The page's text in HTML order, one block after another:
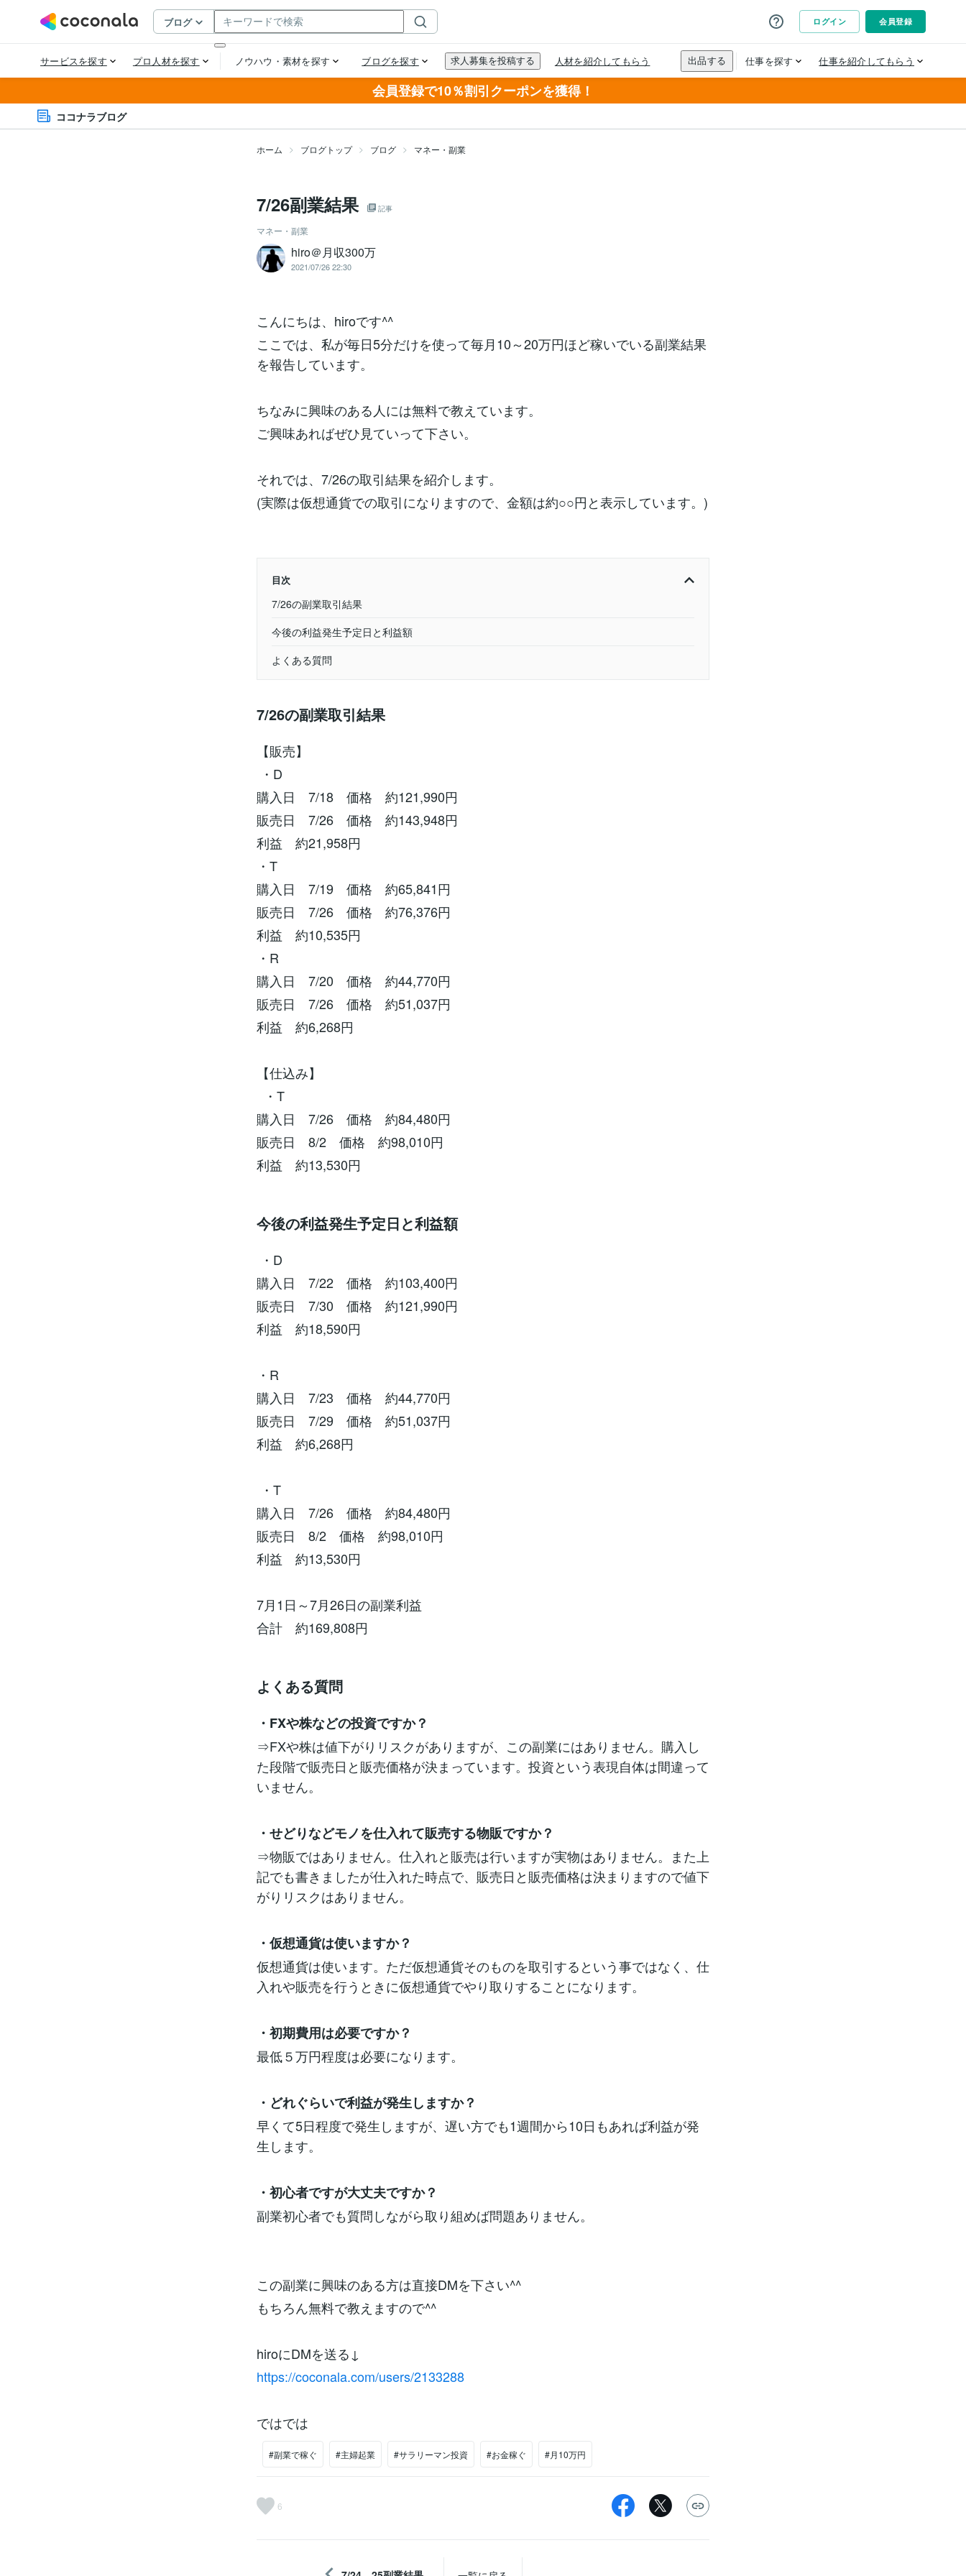
会員登録で10％割引クーポンを獲得！
ココナラブログ
ホーム ブログトップ ブログ マネー・副業
7/26副業結果 記事
マネー・副業
hiro＠月収300万
2021/07/26 22:30
こんにちは、hiroです^^
ここでは、私が毎日5分だけを使って毎月10～20万円ほど稼いでいる副業結果
を報告しています。
ちなみに興味のある人には無料で教えています。
ご興味あればぜひ見ていって下さい。
それでは、7/26の取引結果を紹介します。
(実際は仮想通貨での取引になりますので、金額は約○○円と表示しています。)
目次
7/26の副業取引結果
今後の利益発生予定日と利益額
よくある質問
7/26の副業取引結果
【販売】
・D
購入日 7/18 価格 約121,990円
販売日 7/26 価格 約143,948円
利益 約21,958円
・T
購入日 7/19 価格 約65,841円
販売日 7/26 価格 約76,376円
利益 約10,535円
・R
購入日 7/20 価格 約44,770円
販売日 7/26 価格 約51,037円
利益 約6,268円
【仕込み】
・T
購入日 7/26 価格 約84,480円
販売日 8/2 価格 約98,010円
利益 約13,530円
今後の利益発生予定日と利益額
・D
購入日 7/22 価格 約103,400円
販売日 7/30 価格 約121,990円
利益 約18,590円
・R
購入日 7/23 価格 約44,770円
販売日 7/29 価格 約51,037円
利益 約6,268円
・T
購入日 7/26 価格 約84,480円
販売日 8/2 価格 約98,010円
利益 約13,530円
7月1日～7月26日の副業利益
合計 約169,808円
よくある質問
・FXや株などの投資ですか？
⇒FXや株は値下がりリスクがありますが、この副業にはありません。購入し
た段階で販売日と販売価格が決まっています。投資という表現自体は間違って
いません。
・せどりなどモノを仕入れて販売する物販ですか？
⇒物販ではありません。仕入れと販売は行いますが実物はありません。また上
記でも書きましたが仕入れた時点で、販売日と販売価格は決まりますので値下
がりリスクはありません。
・仮想通貨は使いますか？
仮想通貨は使います。ただ仮想通貨そのものを取引するという事ではなく、仕
入れや販売を行うときに仮想通貨でやり取りすることになります。
・初期費用は必要ですか？
最低５万円程度は必要になります。
・どれぐらいで利益が発生しますか？
早くて5日程度で発生しますが、遅い方でも1週間から10日もあれば利益が発
生します。
・初心者ですが大丈夫ですか？
副業初心者でも質問しながら取り組めば問題ありません。
この副業に興味のある方は直接DMを下さい^^
もちろん無料で教えますので^^
hiroにDMを送る↓
https://coconala.com/users/2133288
ではでは
#副業で稼ぐ #主婦起業 #サラリーマン投資 #お金稼ぐ #月10万円
6